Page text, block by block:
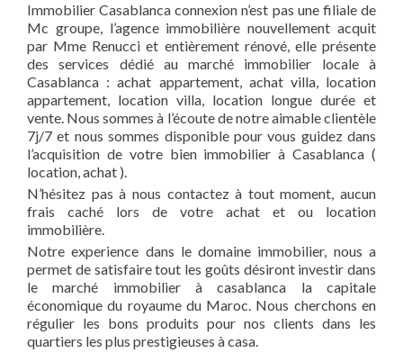
Immobilier Casablanca connexion n’est pas une filiale de
Mc groupe, l’agence immobilière nouvellement acquit
par Mme Renucci et entièrement rénové, elle présente
des services dédié au marché immobilier locale à
Casablanca : achat appartement, achat villa, location
appartement, location villa, location longue durée et
vente. Nous sommes à l’écoute de notre aimable clientèle
7j/7 et nous sommes disponible pour vous guidez dans
l’acquisition de votre bien immobilier à Casablanca (
location, achat ).
N’hésitez pas à nous contactez à tout moment, aucun
frais caché lors de votre achat et ou location
immobilière.
Notre experience dans le domaine immobilier, nous a
permet de satisfaire tout les goûts désiront investir dans
le marché immobilier à casablanca la capitale
économique du royaume du Maroc. Nous cherchons en
régulier les bons produits pour nos clients dans les
quartiers les plus prestigieuses à casa.